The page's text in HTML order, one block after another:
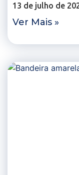
13 de julho de
Ver Mais »